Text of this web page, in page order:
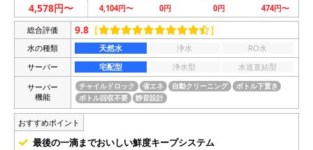
4,578円〜 4,104円〜 0円 0円 474円〜
総合評価 9.8 ［ ］
水の種類 天然水 浄水
RO水
サーバー
宅配型 浄水型
水道直結型
サーバー
機能
チャイルドロック 省エネ 自動クリーニング
ボトル下置き
ボトル回収不要
静音設計
おすすめポイント
最後の一滴までおいしい鮮度キープシステム